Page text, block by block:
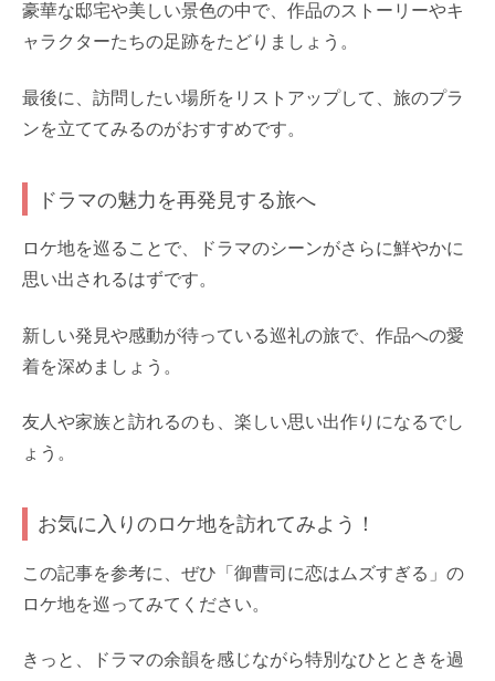
豪華な邸宅や美しい景色の中で、作品のストーリーやキ
ャラクターたちの足跡をたどりましょう。
最後に、訪問したい場所をリストアップして、旅のプラ
ンを立ててみるのがおすすめです。
ドラマの魅力を再発見する旅へ
ロケ地を巡ることで、ドラマのシーンがさらに鮮やかに
思い出されるはずです。
新しい発見や感動が待っている巡礼の旅で、作品への愛
着を深めましょう。
友人や家族と訪れるのも、楽しい思い出作りになるでし
ょう。
お気に入りのロケ地を訪れてみよう！
この記事を参考に、ぜひ「御曹司に恋はムズすぎる」の
ロケ地を巡ってみてください。
きっと、ドラマの余韻を感じながら特別なひとときを過